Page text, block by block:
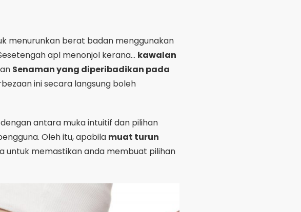
Oleh itu, apabila